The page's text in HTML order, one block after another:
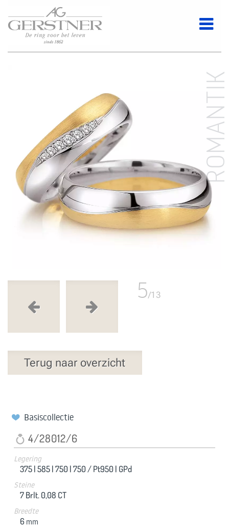
5/13
Terug naar overzicht
Basiscollectie
4/28012/6
Legering
375 |585 |750 |750 / Pt950 | GPd
Steine
7 Brlt. 0,08 CT
Breedte
6 mm